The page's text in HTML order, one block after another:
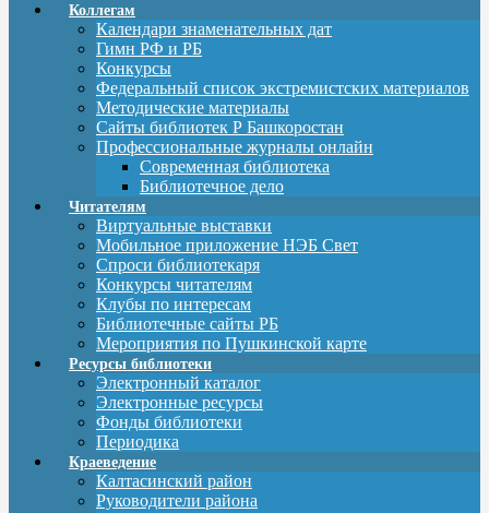
Коллегам
Календари знаменательных дат
Гимн РФ и РБ
Конкурсы
Федеральный список экстремистских материалов
Методические материалы
Сайты библиотек Р Башкоростан
Профессиональные журналы онлайн
Современная библиотека
Библиотечное дело
Читателям
Виртуальные выставки
Мобильное приложение НЭБ Свет
Спроси библиотекаря
Конкурсы читателям
Клубы по интересам
Библиотечные сайты РБ
Мероприятия по Пушкинской карте
Ресурсы библиотеки
Электронный каталог
Электронные ресурсы
Фонды библиотеки
Периодика
Краеведение
Калтасинский район
Руководители района